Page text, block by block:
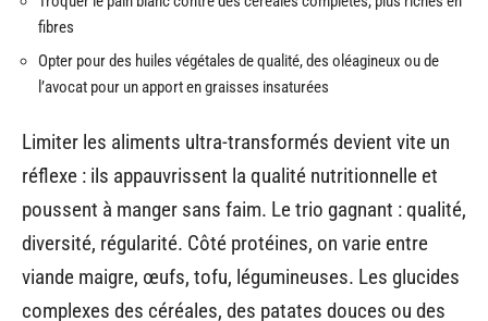
fibres
Opter pour des huiles végétales de qualité, des oléagineux ou de
l’avocat pour un apport en graisses insaturées
Limiter les aliments ultra-transformés devient vite un
réflexe : ils appauvrissent la qualité nutritionnelle et
poussent à manger sans faim. Le trio gagnant : qualité,
diversité, régularité. Côté protéines, on varie entre
viande maigre, œufs, tofu, légumineuses. Les glucides
complexes des céréales, des patates douces ou des